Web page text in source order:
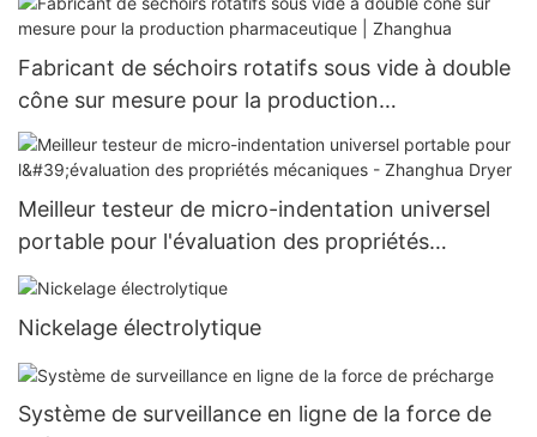
Fabricant de séchoirs rotatifs sous vide à double
cône sur mesure pour la production
pharmaceutique | Zhanghua
Meilleur testeur de micro-indentation universel
portable pour l'évaluation des propriétés
mécaniques - Zhanghua Dryer
Nickelage électrolytique
Système de surveillance en ligne de la force de